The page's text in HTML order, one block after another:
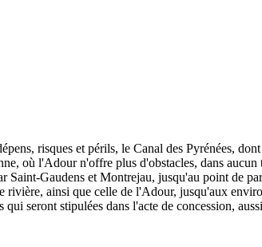
risques et périls, le Canal des Pyrénées,
où l'Adour n'offre plus d'obstacles, dans
Saint-Gaudens et Montrejau, jusqu'au point de
ainsi que celle de l'Adour, jusqu'aux
seront stipulées dans l'acte de concession,